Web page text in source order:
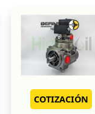
COTIZACIÓN